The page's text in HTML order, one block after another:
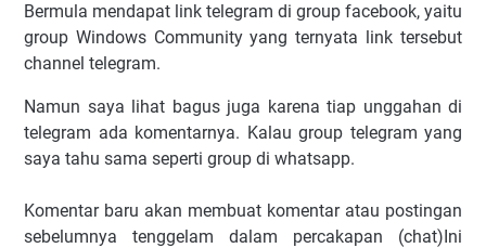
Bermula mendapat link telegram di group facebook, yaitu
group Windows Community yang ternyata link tersebut
channel telegram.
Namun saya lihat bagus juga karena tiap unggahan di
telegram ada komentarnya. Kalau group telegram yang
saya tahu sama seperti group di whatsapp.
Komentar baru akan membuat komentar atau postingan
sebelumnya tenggelam dalam percakapan (chat)Ini